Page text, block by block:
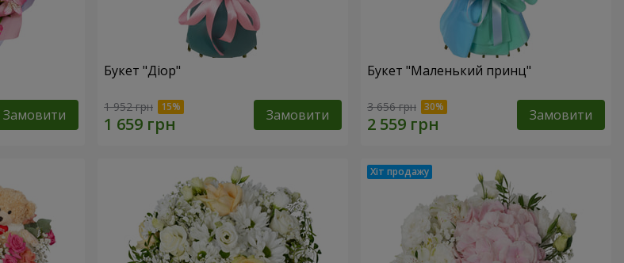
Замовити
Букет "Діор"
1 952 грн Замовити
Букет "Маленький принц"
3 656 грн Замовити